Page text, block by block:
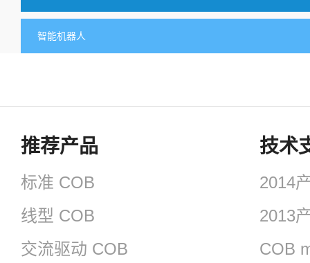
智能机器人
推荐产品
标准 COB
线型 COB
交流驱动 COB
技术
2014
2013
COB